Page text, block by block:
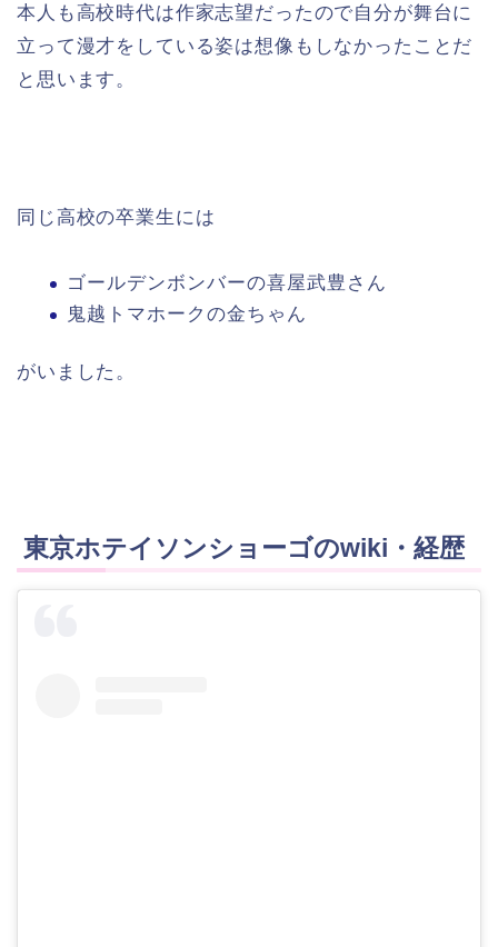
本人も高校時代は作家志望だったので自分が舞台に
立って漫才をしている姿は想像もしなかったことだ
と思います。
同じ高校の卒業生には
ゴールデンボンバーの喜屋武豊さん
鬼越トマホークの金ちゃん
がいました。
東京ホテイソンショーゴのwiki・経歴